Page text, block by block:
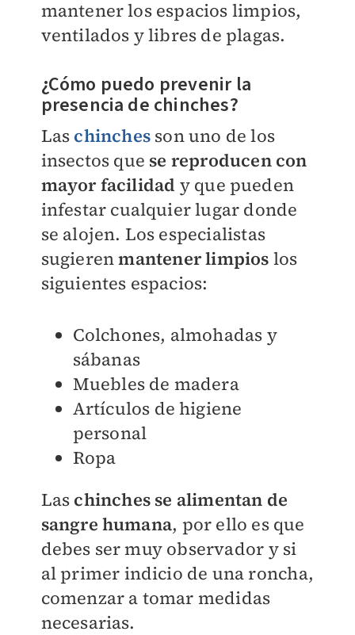
mantener los espacios limpios,
ventilados y libres de plagas.
¿Cómo puedo prevenir la
presencia de chinches?
Las chinchesson uno de los
insectos que se reproducen con
mayor facilidad y que pueden
infestar cualquier lugar donde
se alojen. Los especialistas
sugierenmantener limpios los
siguientes espacios:
Colchones, almohadas y
sábanas
Muebles de madera
Artículos de higiene
personal
Ropa
Las chinches se alimentan de
sangre humana, por ello es que
debes ser muy observador y si
al primer indicio de una roncha,
comenzar a tomar medidas
necesarias.